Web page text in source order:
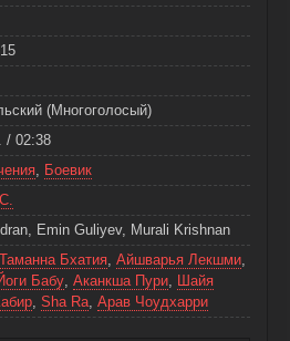
(Многоголосый)
/ 02:38
, Боевик
Emin Guliyev, Murali Krishnan
Таманна Бхатия, Айшварья Лекшми,
Бабу, Аканкша Пури, Шайя
, Sha Ra, Арав Чоудхарри